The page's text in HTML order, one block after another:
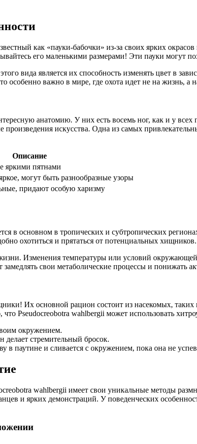
как «пауки-бабочки» из-за своих ярких
его маленькими размерами! Эти пауки могут
вида является их способность изменять цвет в
особенно важно в мире, где охота идет не на жизнь, а
анатомию. У них есть восемь ног, как и у
искусства. Одна из самых
Описание
яркими пятнами
могут быть разнообразные узоры
придают особую харизму
в основном в тропических и субтропических
охотиться и прятаться от потенциальных хищников.
Изменения температуры или условий
свои метаболические процессы и понижать
Их основной рацион состоит из насекомых,
Pseudocreobotra wahlbergii может использовать
окружением.
делает стремительный бросок.
в паутине и сливается с окружением, пока она не
wahlbergii имеет свои уникальные методы
и ярких демонстраций. У поведенческих